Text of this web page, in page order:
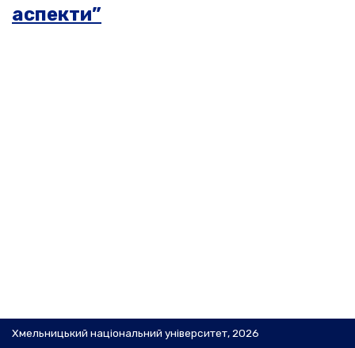
аспекти”
Хмельницький національний університет, 2026